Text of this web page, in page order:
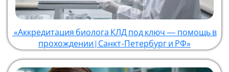
«Аккредитация биолога КЛД под ключ — помощь в
прохождении | Санкт-Петербург и РФ»